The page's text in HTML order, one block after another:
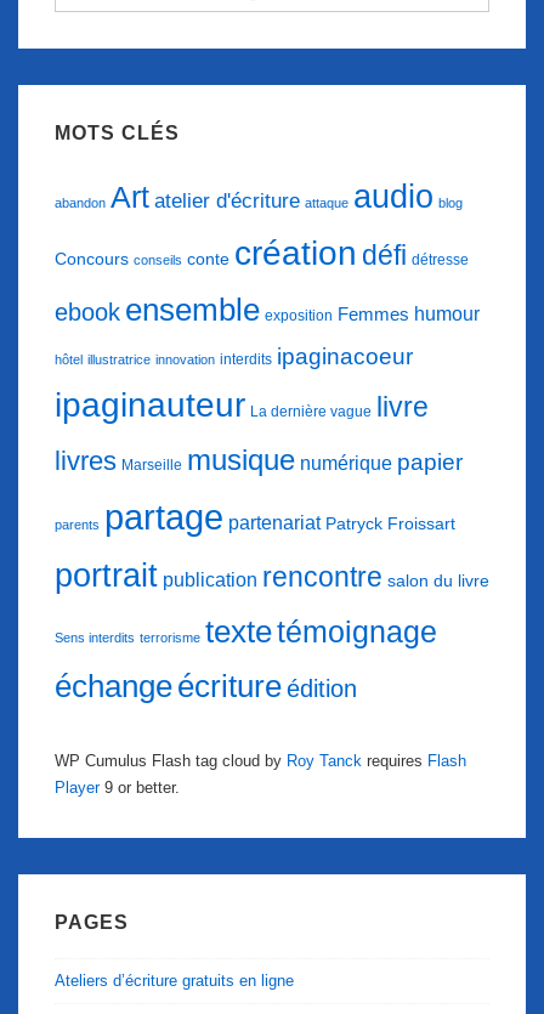
MOTS CLÉS
abandon Art atelier d'écriture attaque audio blog
Concours conseils conte création défi détresse
ebook ensemble exposition Femmes humour
hôtel illustratrice innovation interdits ipaginacoeur
ipaginauteur La dernière vague livre
livres Marseille musique numérique papier
parents partage partenariat Patryck Froissart
portrait publication rencontre salon du livre
Sens interdits terrorisme textetémoignage
échangeécritureédition
WP Cumulus Flash tag cloud by Roy Tanck requires Flash
Player9 or better.
PAGES
Ateliers d’écriture gratuits en ligne